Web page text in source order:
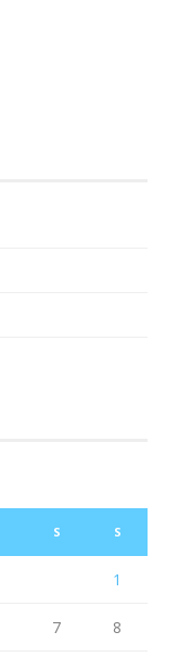
S S
1
7 8